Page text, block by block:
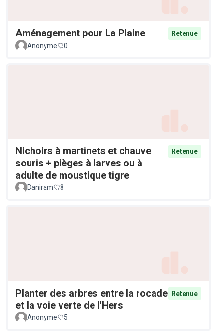
Aménagement pour La Plaine
Retenue
Anonyme
0
Nichoirs à martinets et chauve
souris + pièges à larves ou à
adulte de moustique tigre
Retenue
Daniram 8
Planter des arbres entre la rocade
et la voie verte de l'Hers
Retenue
Anonyme 5